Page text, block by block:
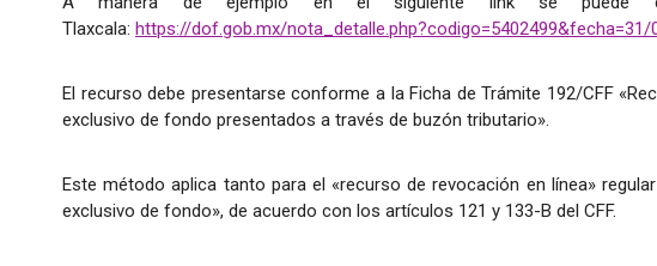
Tlaxcala: https://dof.gob.mx/nota_detalle.php?codigo=5402499&fecha=31/
El recurso debe presentarse conforme a la Ficha de Trámite 192/CFF
exclusivo de fondo presentados a través de buzón tributario».
Este método aplica tanto para el «recurso de revocación en línea»
exclusivo de fondo», de acuerdo con los artículos 121 y 133-B del CFF.